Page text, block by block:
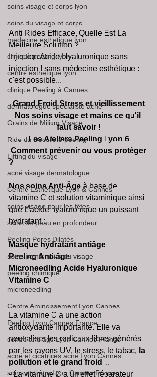
soins visage et corps lyon
soins du visage et corps
medecine esthetique lyon
clinique peeling lyon
centre esthétique lyon
clinique Peeling à Cannes
dermatologue spécialiste acné
Grains de Milium Visage
Ride du Décolleté peeling
Lifting du visage
acné visage dermatologue
Centre Esthétique Lyon & Cannes
soins visage pour les fêtes
soins de peau en profondeur
Peeling Pores Dilatés
soins points noirs du visage
peeling chimique
microneedling
Centre Amincissement Lyon Cannes
Peeling Lyon Cannes France
centre anti âge Lyon Cannes France
acné et cicatrices acné Lyon Cannes
soins anti âge Lyon Cannes France
Anti Rides Efficace, Quelle Est La
Meilleure Solution ?
Injection Acide Hyaluronique sans
injection ! sans médecine esthétique :
c'est possible...
Grand Froid Stress et vieillissement
Nos soins visage et mains ce qu'il
faut savoir !
Les Ateliers Peeling Lyon 6
Comment prévenir ou vous protéger
?
Nos soins Anti-Âge à base de
vitamine C et solution vitaminique ainsi
que L’acide hyaluronique un puissant
hydratant :
Masque hydratant antiâge
Peeling Anti-âge
Microneedling Acide Hyaluronique
Vitamine C
La vitamine C a une action
antioxydante importante. Elle va
neutraliser les radicaux libres générés
par les rayons UV, le stress, le tabac, la
pollution et le grand froid ...
- La vitamine C a un effet réparateur